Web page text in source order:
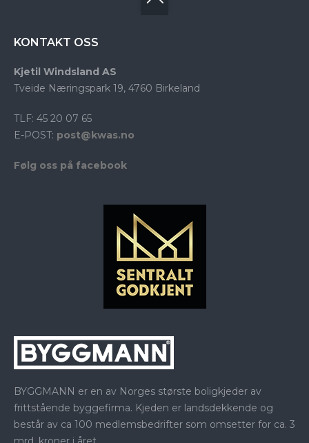
KONTAKT OSS
Kjetil Windsland AS
Tveide Næringspark 19, 4760 Birkeland
TLF: 45 20 07 65
E-POST: post@kwas.no
Følg oss på facebook
BYGGMANN er en av Norges største boligkjeder av
frittstående byggefirma. Kjeden er landsdekkende og
består av ca 100 medlemsbedrifter som omsetter for ca. 3